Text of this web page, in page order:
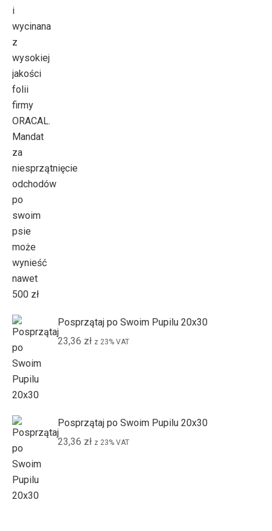
Posprzątaj po Swoim Pupilu 20x30
23,36 zł z 23% VAT
Posprzątaj po Swoim Pupilu 20x30
23,36 zł z 23% VAT